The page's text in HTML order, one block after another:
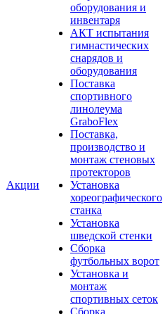
Акции
оборудования и
инвентаря
АКТ испытания
гимнастических
снарядов и
оборудования
Поставка
спортивного
линолеума
GraboFlex
Поставка,
производство и
монтаж стеновых
протекторов
Установка
хореографического
станка
Установка
шведской стенки
Сборка
футбольных ворот
Установка и
монтаж
спортивных сеток
Сборка